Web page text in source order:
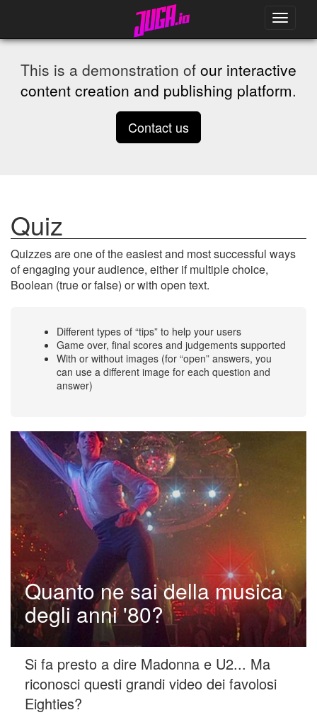
Toggle
This is a demonstration of our interactive
content creation and publishing platform.
Contact us
Quiz
Quizzes are one of the easiest and most successful ways
of engaging your audience, either if multiple choice,
Boolean (true or false) or with open text.
Different types of “tips” to help your users
Game over, final scores and judgements supported
With or without images (for “open” answers, you
can use a different image for each question and
answer)
Quanto ne sai della musica
degli anni '80?
Si fa presto a dire Madonna e U2... Ma
riconosci questi grandi video dei favolosi
Eighties?